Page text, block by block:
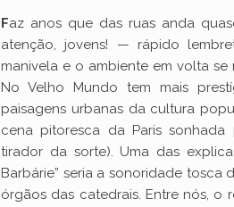
Faz anos que das ruas anda
atenção, jovens! — rápido
manivela e o ambiente em volta
No Velho Mundo tem mais
paisagens urbanas da cultura
cena pitoresca da Paris
tirador da sorte). Uma das
Barbárie” seria a sonoridade
órgãos das catedrais. Entre nós,